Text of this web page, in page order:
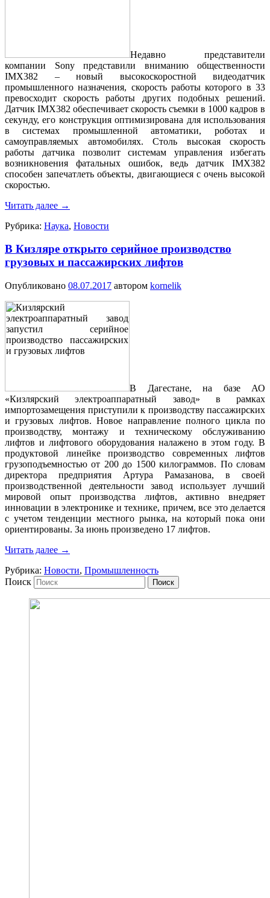
Недавно представители
компании Sony представили вниманию общественности
IMX382 – новый высокоскоростной видеодатчик
промышленного назначения, скорость работы которого в 33
превосходит скорость работы других подобных решений.
Датчик IMX382 обеспечивает скорость съемки в 1000 кадров в
секунду, его конструкция оптимизирована для использования
в системах промышленной автоматики, роботах и
самоуправляемых автомобилях. Столь высокая скорость
работы датчика позволит системам управления избегать
возникновения фатальных ошибок, ведь датчик IMX382
способен запечатлеть объекты, двигающиеся с очень высокой
скоростью.
Читать далее →
Рубрика: Наука, Новости
В Кизляре открыто серийное производство
грузовых и пассажирских лифтов
Опубликовано 08.07.2017 автором kornelik
В Дагестане, на базе АО
«Кизлярский электроаппаратный завод» в рамках
импортозамещения приступили к производству пассажирских
и грузовых лифтов. Новое направление полного цикла по
производству, монтажу и техническому обслуживанию
лифтов и лифтового оборудования налажено в этом году. В
продуктовой линейке производство современных лифтов
грузоподъемностью от 200 до 1500 килограммов. По словам
директора предприятия Артура Рамазанова, в своей
производственной деятельности завод использует лучший
мировой опыт производства лифтов, активно внедряет
инновации в электронике и технике, причем, все это делается
с учетом тенденции местного рынка, на который пока они
ориентированы. За июнь произведено 17 лифтов.
Читать далее →
Рубрика: Новости, Промышленность
Поиск